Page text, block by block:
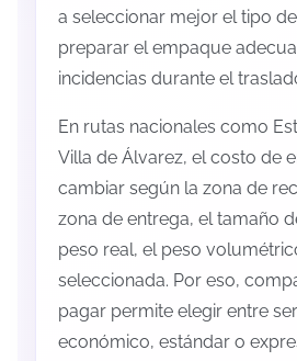
a seleccionar mejor el tipo
preparar el empaque
incidencias durante el
En rutas nacionales como
Villa de Álvarez, el costo de
cambiar según la zona de
zona de entrega, el tamaño
peso real, el peso
seleccionada. Por eso,
pagar permite elegir entre
económico, estándar o